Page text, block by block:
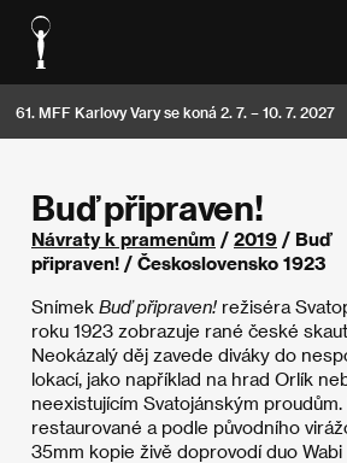
61. MFF Karlovy Vary se koná 2. 7. – 10. 7. 2027
Buď připraven!
Návraty k pramenům / 2019 / Buď
připraven! / Československo 1923
Snímek Buď připraven! režiséra
roku 1923 zobrazuje rané české
Neokázalý děj zavede diváky do
lokací, jako například na hrad Orlík
neexistujícím Svatojánským
restaurované a podle původního
35mm kopie živě doprovodí duo